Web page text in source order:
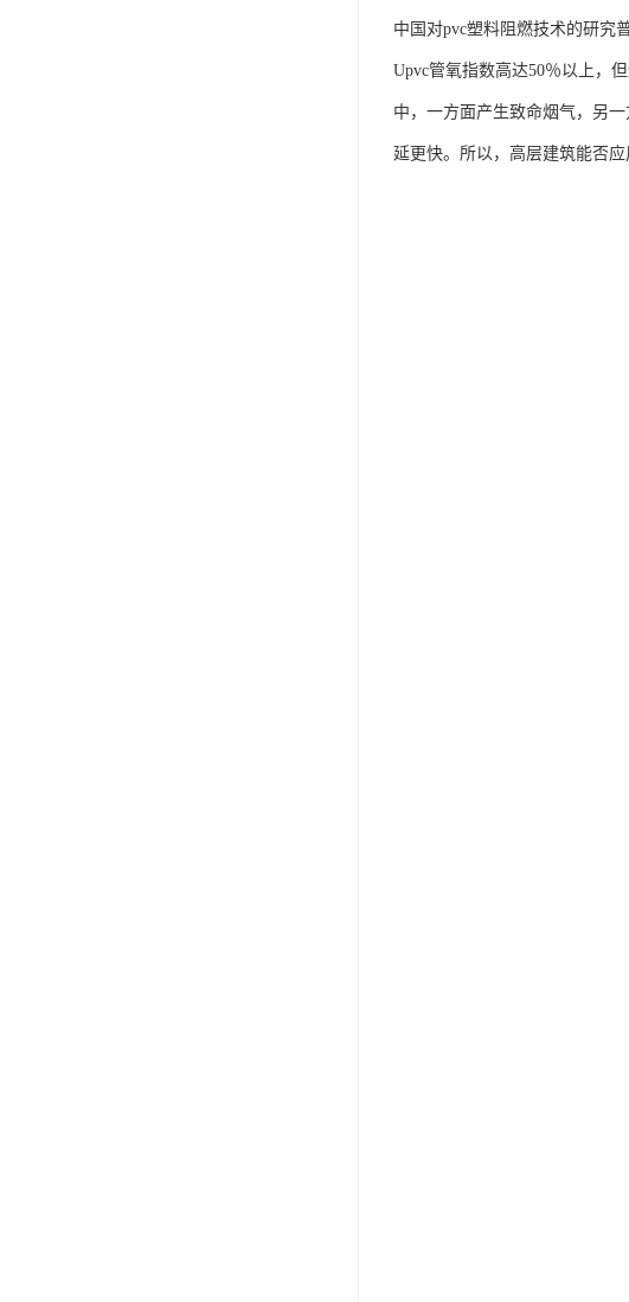
中国对pvc塑料阻燃技术的研究
Upvc管氧指数高达50％以上，
中，一方面产生致命烟气，另
延更快。所以，高层建筑能否